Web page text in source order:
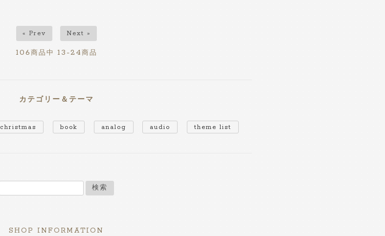
« Prev Next »
106 商品中 13-24 商品
カテゴリー＆テーマ
christmas book analog audio theme list
検索
SHOP INFORMATION